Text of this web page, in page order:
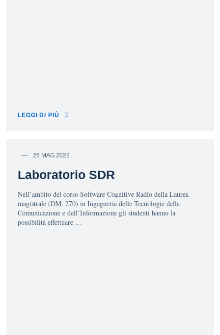
LEGGI DI PIÙ
26 MAG 2022
Laboratorio SDR
Nell’ambito del corso Software Cognitive Radio della Laurea
magistrale (DM. 270) in Ingegneria delle Tecnologie della
Comunicazione e dell’Informazione gli studenti hanno la
possibilità effettuare …